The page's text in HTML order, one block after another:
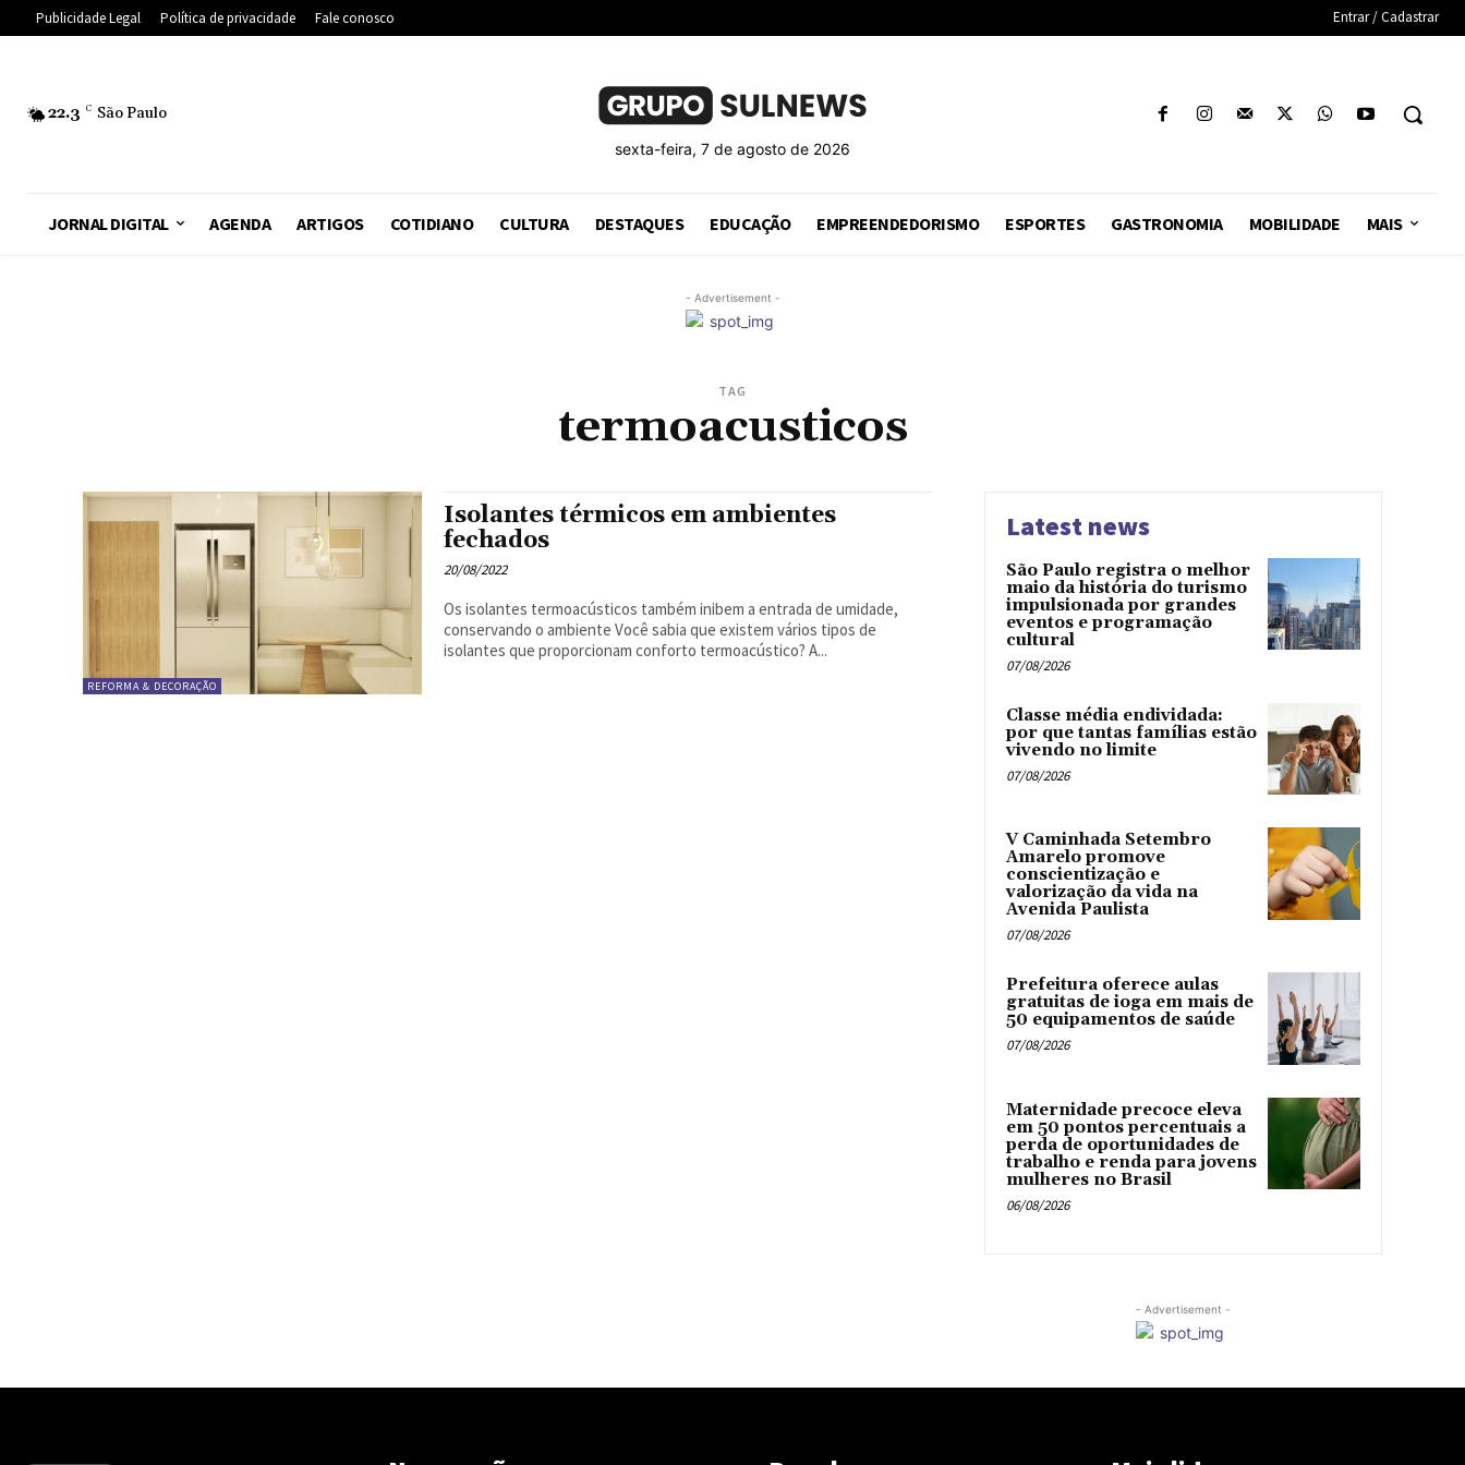
Publicidade Legal Política de privacidade Fale conosco Entrar / Cadastrar
22.3 C São Paulo
sexta-feira, 7 de agosto de 2026
JORNAL DIGITAL AGENDA ARTIGOS COTIDIANO CULTURA DESTAQUES EDUCAÇÃO EMPREENDEDORISMO ESPORTES GASTRONOMIA MOBILIDADE MAIS
- Advertisement -
TAG
termoacusticos
REFORMA & DECORAÇÃO
Isolantes térmicos em ambientes
fechados
20/08/2022
Os isolantes termoacústicos também inibem a entrada de umidade,
conservando o ambiente Você sabia que existem vários tipos de
isolantes que proporcionam conforto termoacústico? A...
Latest news
São Paulo registra o melhor
maio da história do turismo
impulsionada por grandes
eventos e programação
cultural
07/08/2026
Classe média endividada:
por que tantas famílias estão
vivendo no limite
07/08/2026
V Caminhada Setembro
Amarelo promove
conscientização e
valorização da vida na
Avenida Paulista
07/08/2026
Prefeitura oferece aulas
gratuitas de ioga em mais de
50 equipamentos de saúde
07/08/2026
Maternidade precoce eleva
em 50 pontos percentuais a
perda de oportunidades de
trabalho e renda para jovens
mulheres no Brasil
06/08/2026
- Advertisement -